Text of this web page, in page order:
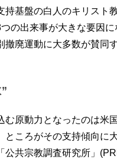
基盤の白人のキリスト
の出来事が大きな要因
廃運動に大多数が賛同
原動力となったのは米
ころがその支持傾向に
共宗教調査研究所」